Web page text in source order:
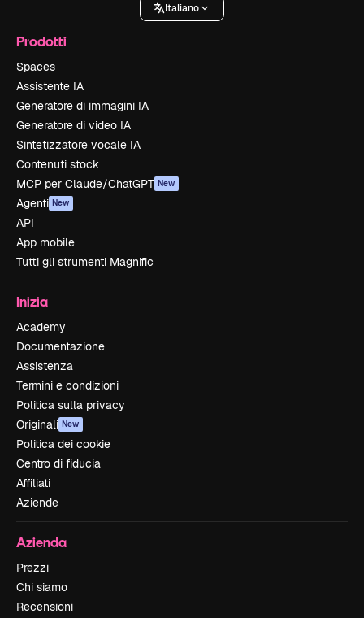
Italiano
Prodotti
Spaces
Assistente IA
Generatore di immagini IA
Generatore di video IA
Sintetizzatore vocale IA
Contenuti stock
MCP per Claude/ChatGPT New
Agenti New
API
App mobile
Tutti gli strumenti Magnific
Inizia
Academy
Documentazione
Assistenza
Termini e condizioni
Politica sulla privacy
Originali New
Politica dei cookie
Centro di fiducia
Affiliati
Aziende
Azienda
Prezzi
Chi siamo
Recensioni